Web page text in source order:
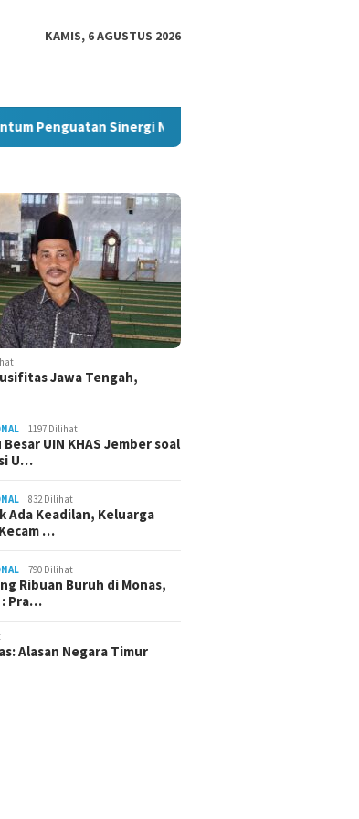
KAMIS, 6 AGUSTUS 2026
Sinergi Nasional
Jawa Tengah,
1197 Dilihat
Besar UIN KHAS Jember soal
U…
832 Dilihat
Ada Keadilan, Keluarga
…
790 Dilihat
Ribuan Buruh di Monas,
: Pra…
Alasan Negara Timur